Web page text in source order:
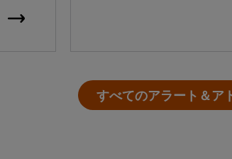
すべてのアラート＆ア